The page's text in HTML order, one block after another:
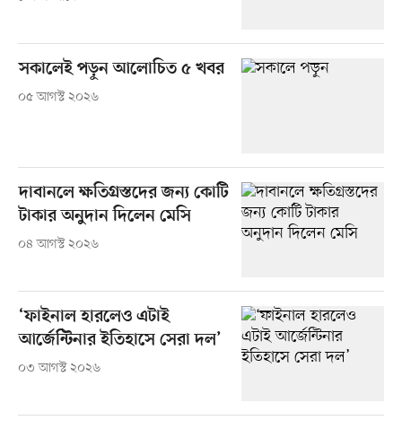
সকালেই পড়ুন আলোচিত ৫ খবর
০৫ আগস্ট ২০২৬
দাবানলে ক্ষতিগ্রস্তদের জন্য কোটি
টাকার অনুদান দিলেন মেসি
০৪ আগস্ট ২০২৬
‘ফাইনাল হারলেও এটাই
আর্জেন্টিনার ইতিহাসে সেরা দল’
০৩ আগস্ট ২০২৬